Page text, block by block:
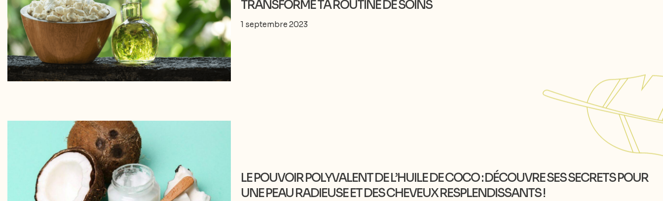
TRANSFORME TA ROUTINE DE SOINS
1 septembre 2023
LE POUVOIR POLYVALENT DE L’HUILE DE COCO : DÉCOUVRE SES SECRETS POUR
UNE PEAU RADIEUSE ET DES CHEVEUX RESPLENDISSANTS !